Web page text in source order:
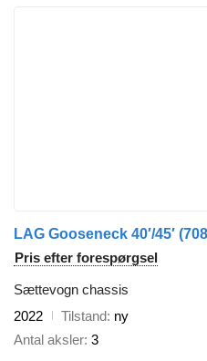
LAG Gooseneck 40′/45′
Pris efter forespørgsel
Sættevogn chassis
2022
Tilstand ny
Antal aksler 3